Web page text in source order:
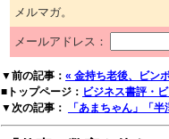
メルマガ。
メールアドレス：
▼前の記事： « 金持ち老後、ビン
■トップページ： ビジネス書評・
▼次の記事：
「あまちゃん」「